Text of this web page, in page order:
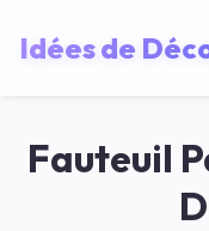
Idées de
Fauteuil